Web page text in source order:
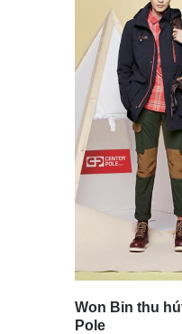
Won Bin thu
Pole